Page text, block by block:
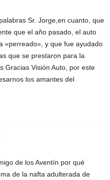
Sr. Jorge,en cuanto, que
que el año pasado, el auto
«perreado», y que fue ayudado
que se prestaron para la
Gracias Visión Auto, por este
los amantes del
de los Aventín por qué
de la nafta adulterada de